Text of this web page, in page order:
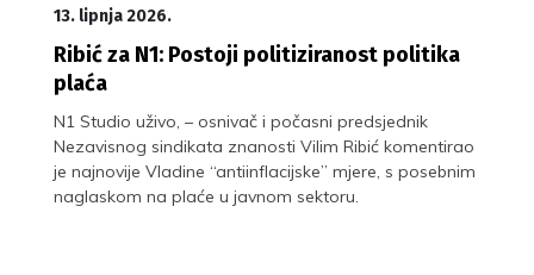
13. lipnja 2026.
Ribić za N1: Postoji politiziranost politika
plaća
N1 Studio uživo, – osnivač i počasni predsjednik
Nezavisnog sindikata znanosti Vilim Ribić komentirao
je najnovije Vladine “antiinflacijske” mjere, s posebnim
naglaskom na plaće u javnom sektoru.